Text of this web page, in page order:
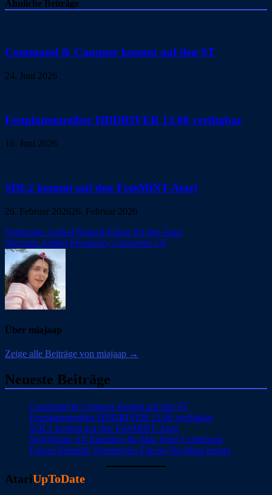
Ähnliche Beiträge
Command & Conquer kommt auf den ST
24. Juni 2026
Festplattentreiber HDDRIVER 13.00 verfügbar
16. Juni 2026
SDL2 kommt auf den FreeMiNT-Atari
26. Februar 202626. Februar 2026
Beitragsnavigation
Vorheriger Artikel Roland-Editor für den Atari
Nächster Artikel Frequency Converter 1.0
Über miajaap
Zeige alle Beiträge von miajaap →
Neueste Beiträge
Command & Conquer kommt auf den ST
Festplattentreiber HDDRIVER 13.00 verfügbar
SDL2 kommt auf den FreeMiNT-Atari
NoSTalgia: ST-Emulator für Mac feiert Comeback
Falcon Rebuild: Wizztronics Falcon-Nachbau bootet
AtariUpToDate